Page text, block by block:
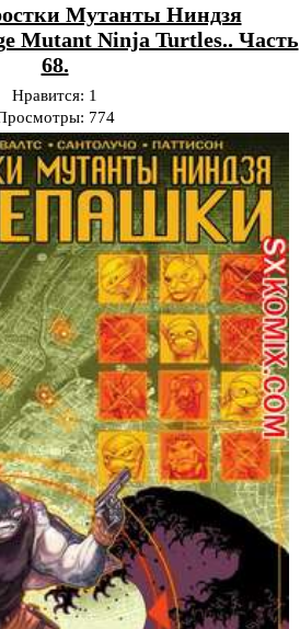
Мутанты Ниндзя
Mutant Ninja Turtles.. Часть
68.
Нравится: 1
774